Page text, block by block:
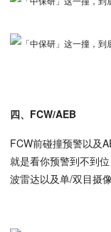
四、FCW/AEB
FCW前碰撞预警以及
就是看你预警到不到
波雷达以及单/双目摄